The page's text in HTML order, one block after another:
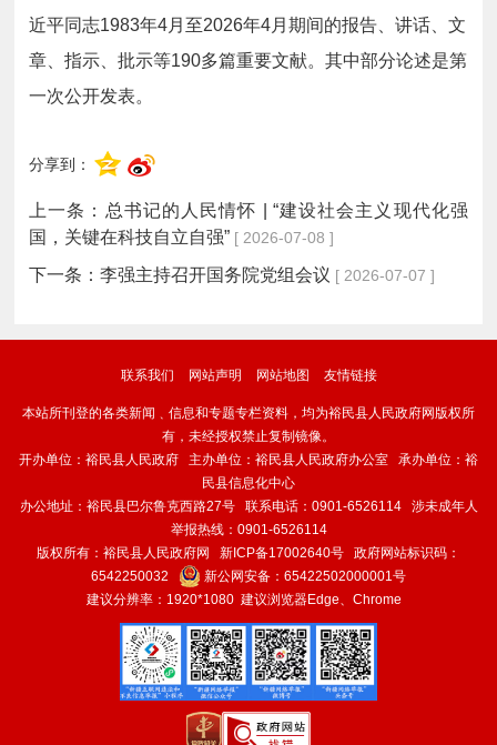
近平同志1983年4月至2026年4月期间的报告、讲话、文
章、指示、批示等190多篇重要文献。其中部分论述是第
一次公开发表。
分享到：
上一条： 总书记的人民情怀 | “建设社会主义现代化强
国，关键在科技自立自强” [ 2026-07-08 ]
下一条：李强主持召开国务院党组会议 [ 2026-07-07 ]
联系我们 网站声明 网站地图 友情链接
本站所刊登的各类新闻﹑信息和专题专栏资料，均为裕民县人民政府网版权所
有，未经授权禁止复制镜像。
开办单位：裕民县人民政府 主办单位：裕民县人民政府办公室 承办单位：裕
民县信息化中心
办公地址：裕民县巴尔鲁克西路27号 联系电话：0901-6526114 涉未成年人
举报热线：0901-6526114
版权所有：裕民县人民政府网 新ICP备17002640号 政府网站标识码：
6542250032
新公网安备： 65422502000001号
建议分辨率：1920*1080 建议浏览器Edge、Chrome